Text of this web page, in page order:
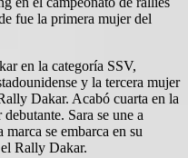
fue la primera mujer del
en la categoría SSV,
y la tercera mujer
Dakar. Acabó cuarta en la
Sara se une a
se embarca en su
Rally Dakar.